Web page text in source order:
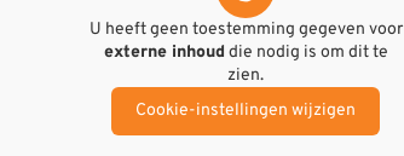
U heeft geen toestemming gegeven voor
externe inhoud die nodig is om dit te
zien.
Cookie-instellingen wijzigen